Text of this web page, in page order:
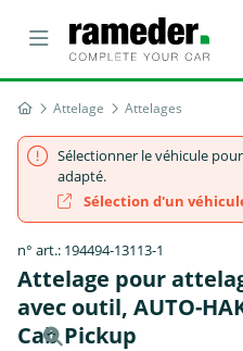
Attelage Attelages
Sélectionner le véhicule
adapté.
Sélection d'un
n° art.: 194494-13113-1
Attelage pour
avec outil, AUTO-
Cab Pickup